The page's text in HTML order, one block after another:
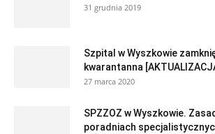
31 grudnia 2019
Szpital w Wyszkowie
kwarantanna
27 marca 2020
SPZZOZ w Wyszkowie.
poradniach